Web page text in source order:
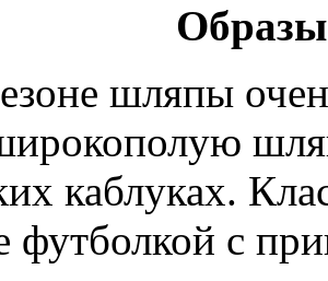
шляпы
каблуках.
футболкой с